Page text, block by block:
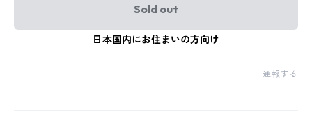
Sold out
日本国内にお住まいの方向け
通報する